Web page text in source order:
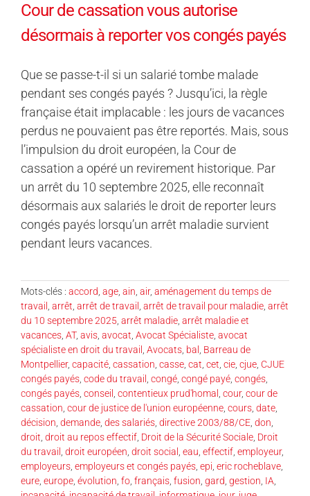
Cour de cassation vous autorise
désormais à reporter vos congés payés
Que se passe-t-il si un salarié tombe malade
pendant ses congés payés ? Jusqu’ici, la règle
française était implacable : les jours de vacances
perdus ne pouvaient pas être reportés. Mais, sous
l’impulsion du droit européen, la Cour de
cassation a opéré un revirement historique. Par
un arrêt du 10 septembre 2025, elle reconnaît
désormais aux salariés le droit de reporter leurs
congés payés lorsqu’un arrêt maladie survient
pendant leurs vacances.
Mots-clés : accord, age, ain, air, aménagement du temps de
travail , arrêt, arrêt de travail , arrêt de travail pour maladie, arrêt
du 10 septembre 2025, arrêt maladie, arrêt maladie et
vacances, AT, avis, avocat, Avocat Spécialiste, avocat
spécialiste en droit du travail , Avocats, bal , Barreau de
Montpellier, capacité, cassation, casse, cat, cet, cie, cjue, CJUE
congés payés, code du travail , congé, congé payé, congés,
congés payés, conseil , contentieux prud'homal , cour, cour de
cassation, cour de justice de l'union européenne, cours, date,
décision, demande, des salariés, directive 2003/88/CE, don,
droit, droit au repos effectif, Droit de la Sécurité Sociale, Droit
du travail , droit européen, droit social , eau, effectif, employeur,
employeurs, employeurs et congés payés, epi, eric rocheblave,
eure, europe, évolution, fo, français, fusion, gard, gestion, IA,